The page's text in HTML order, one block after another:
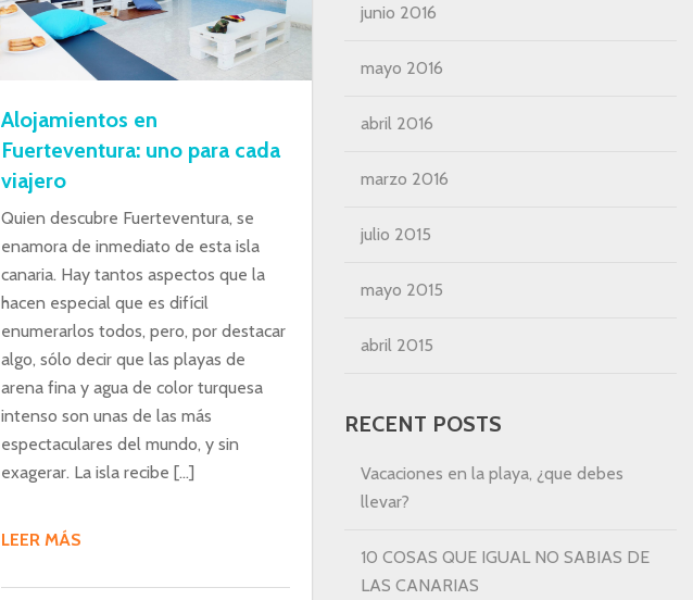
Alojamientos en
Fuerteventura: uno para cada
viajero
Quien descubre Fuerteventura, se
enamora de inmediato de esta isla
canaria. Hay tantos aspectos que la
hacen especial que es difícil
enumerarlos todos, pero, por destacar
algo, sólo decir que las playas de
arena fina y agua de color turquesa
intenso son unas de las más
espectaculares del mundo, y sin
exagerar. La isla recibe […]
LEER MÁS
junio 2016
mayo 2016
abril 2016
marzo 2016
julio 2015
mayo 2015
abril 2015
RECENT POSTS
Vacaciones en la playa, ¿que debes
llevar?
10 COSAS QUE IGUAL NO SABIAS DE
LAS CANARIAS